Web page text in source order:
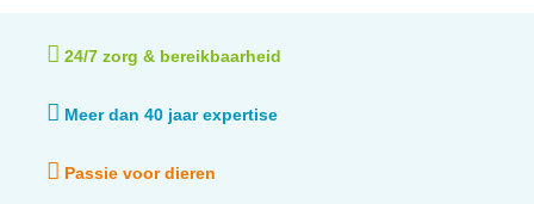
24/7 zorg & bereikbaarheid
Meer dan 40 jaar expertise
Passie voor dieren